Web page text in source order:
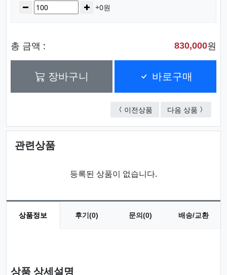
수량감소 증가+0원
총 금액 : 830,000원
장바구니 바로구매
이전상품 네이비 4단방석(6t)
다음 상품 폴카 후
관련상품
등록된 상품이 없습니다.
상품정보 후기(0) 문의(0) 배송/교환
상품 상세설명